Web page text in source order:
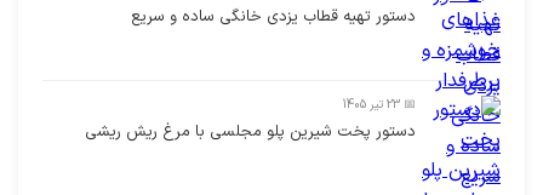
دستور تهیه قطاب یزدی خانگی ساده و سریع
📅 23 تیر 1405
دستور پخت شیرین پلو مجلسی با مرغ ریش ریشی